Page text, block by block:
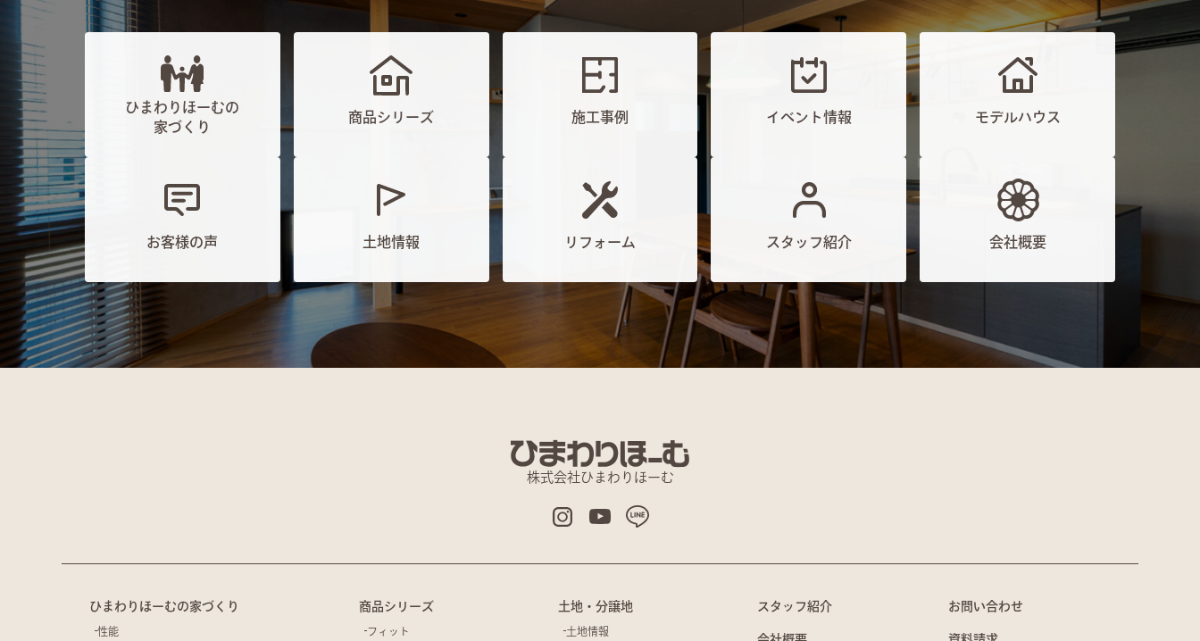
ひまわりほーむの
家づくり
商品シリーズ 施工事例 イベント情報 モデルハウス
お客様の声 土地情報 リフォーム スタッフ紹介 会社概要
株式会社ひまわりほーむ
ひまわりほーむの家づくり
性能
商品シリーズ
フィット
土地・分譲地
土地情報
スタッフ紹介 お問い合わせ